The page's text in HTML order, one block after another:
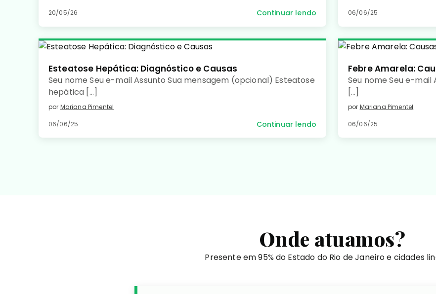
de tecido cerebral.
20/05/26 Continuar lendo 06/06/25
Esteatose Hepática: Diagnóstico e Causas
Seu nome Seu e-mail Assunto Sua mensagem (opcional) Esteatose
hepática […]
por Mariana Pimentel
06/06/25 Continuar lendo
Febre Amarela:
Seu nome Seu e-
[…]
por Mariana Pimentel
06/06/25
Onde atuamos?
Presente em 95% do Estado do Rio de Janeiro e cidades